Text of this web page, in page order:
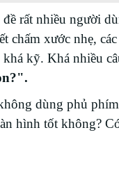
rất nhiều người
chấm xước nhẹ,
kỹ. Khá nhiều
dùng phủ
hình tốt không?